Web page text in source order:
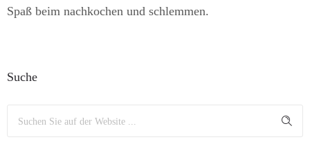
Spaß beim nachkochen und schlemmen.
Suche